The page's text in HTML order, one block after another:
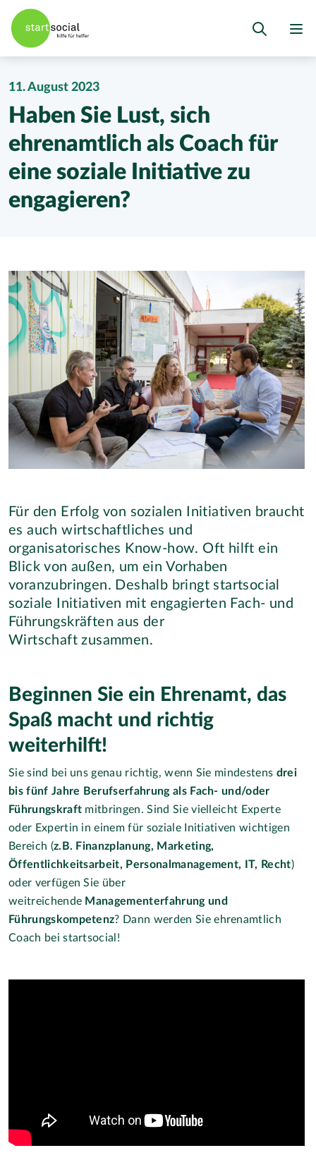
11. August 2023
Haben Sie Lust, sich
ehrenamtlich als Coach für
eine soziale Initiative zu
engagieren?
Für den Erfolg von sozialen Initiativen braucht
es auch wirtschaftliches und
organisatorisches Know-how. Oft hilft ein
Blick von außen, um ein Vorhaben
voranzubringen. Deshalb bringt startsocial
soziale Initiativen mit engagierten Fach- und
Führungskräften aus der
Wirtschaft zusammen.
Beginnen Sie ein Ehrenamt, das
Spaß macht und richtig
weiterhilft!
Sie sind bei uns genau richtig, wenn Sie mindestens drei
bis fünf Jahre Berufserfahrung als Fach- und/oder
Führungskraft mitbringen. Sind Sie vielleicht Experte
oder Expertin in einem für soziale Initiativen wichtigen
Bereich (z.B. Finanzplanung, Marketing,
Öffentlichkeitsarbeit, Personalmanagement, IT, Recht)
oder verfügen Sie über
weitreichende Managementerfahrung und
Führungskompetenz? Dann werden Sie ehrenamtlich
Coach bei startsocial!